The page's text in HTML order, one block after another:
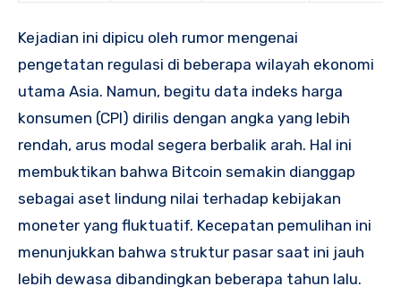
Kejadian ini dipicu oleh rumor mengenai
pengetatan regulasi di beberapa wilayah ekonomi
utama Asia. Namun, begitu data indeks harga
konsumen (CPI) dirilis dengan angka yang lebih
rendah, arus modal segera berbalik arah. Hal ini
membuktikan bahwa Bitcoin semakin dianggap
sebagai aset lindung nilai terhadap kebijakan
moneter yang fluktuatif. Kecepatan pemulihan ini
menunjukkan bahwa struktur pasar saat ini jauh
lebih dewasa dibandingkan beberapa tahun lalu.